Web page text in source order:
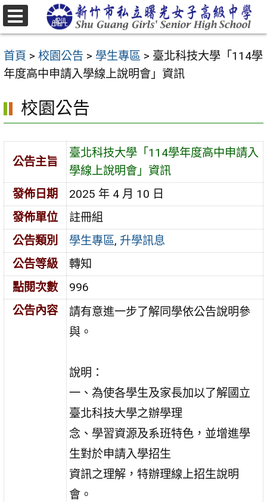
跳
至
要
內
區
首頁 > 校園公告 > 學生專區 > 臺北科技大學「114學
年度高中申請入學線上說明會」資訊
校園公告
公告主旨
臺北科技大學「114學年度高中申請入
學線上說明會」資訊
發佈日期
2025 年 4 月 10 日
發佈單位
註冊組
公告類別
學生專區, 升學訊息
公告等級
轉知
點閱次數
996
公告內容
請有意進一步了解同學依公告說明參
與。
說明：
一、為使各學生及家長加以了解國立
臺北科技大學之辦學理
念、學習資源及系班特色，並增進學
生對於申請入學招生
資訊之理解，特辦理線上招生說明
會。
選
單